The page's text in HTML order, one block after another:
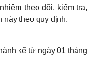
theo dõi, kiểm tra,
này theo quy định.
kể từ ngày 01 tháng